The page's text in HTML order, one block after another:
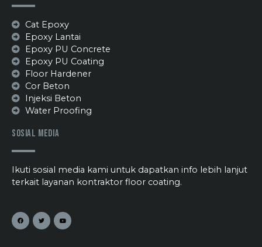
Cat Epoxy
Epoxy Lantai
Epoxy PU Concrete
Epoxy PU Coating
Floor Hardener
Cor Beton
Injeksi Beton
Water Proofing
Sosial Media
Ikuti sosial media kami untuk dapatkan info lebih lanjut
terkait layanan kontraktor floor coating.